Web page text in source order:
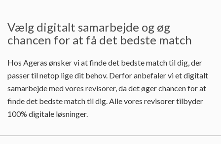
Vælg digitalt samarbejde og øg
chancen for at få det bedste match
Hos Ageras ønsker vi at finde det bedste match til dig, der
passer til netop lige dit behov. Derfor anbefaler vi et digitalt
samarbejde med vores revisorer, da det øger chancen for at
finde det bedste match til dig. Alle vores revisorer tilbyder
100% digitale løsninger.